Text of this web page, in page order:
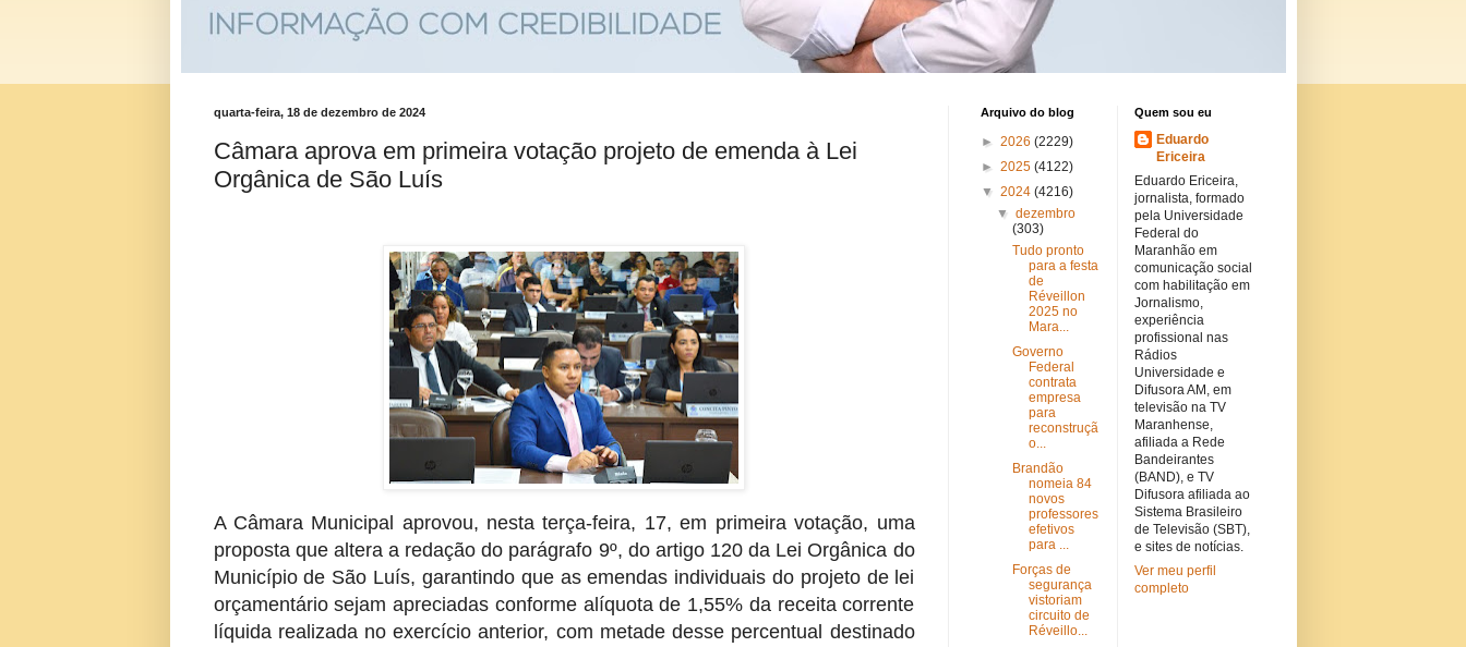
quarta-feira, 18 de dezembro de 2024
Câmara aprova em primeira votação projeto de emenda à Lei
Orgânica de São Luís
A Câmara Municipal aprovou, nesta terça-feira, 17, em primeira votação, uma
proposta que altera a redação do parágrafo 9º, do artigo 120 da Lei Orgânica do
Município de São Luís, garantindo que as emendas individuais do projeto de lei
orçamentário sejam apreciadas conforme alíquota de 1,55% da receita corrente
líquida realizada no exercício anterior, com metade desse percentual destinado
Arquivo do blog
► 2026 (2229)
► 2025 (4122)
▼ 2024 (4216)
▼ dezembro
(303)
Tudo pronto
para a festa
de
Réveillon
2025 no
Mara...
Governo
Federal
contrata
empresa
para
reconstruçã
o...
Brandão
nomeia 84
novos
professores
efetivos
para ...
Forças de
segurança
vistoriam
circuito de
Réveillo...
Quem sou eu
Eduardo
Ericeira
Eduardo Ericeira,
jornalista, formado
pela Universidade
Federal do
Maranhão em
comunicação social
com habilitação em
Jornalismo,
experiência
profissional nas
Rádios
Universidade e
Difusora AM, em
televisão na TV
Maranhense,
afiliada a Rede
Bandeirantes
(BAND), e TV
Difusora afiliada ao
Sistema Brasileiro
de Televisão (SBT),
e sites de notícias.
Ver meu perfil
completo